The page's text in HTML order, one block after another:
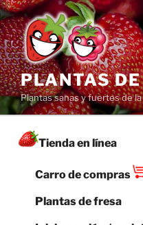
Saltar
al
contenido
PLANTAS
Plantas sanas y fuertes de
Tienda en línea
Carro de compras
Plantas de fresa